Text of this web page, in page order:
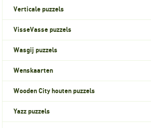
Verticale puzzels
VisseVasse puzzels
Wasgij puzzels
Wenskaarten
Wooden City houten puzzels
Yazz puzzels